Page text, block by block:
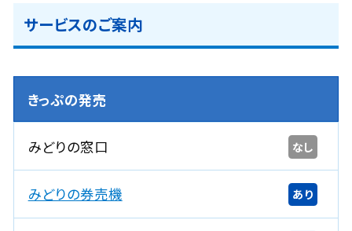
サービスのご案内
きっぷの発売
みどりの窓口 なし
みどりの券売機 あり